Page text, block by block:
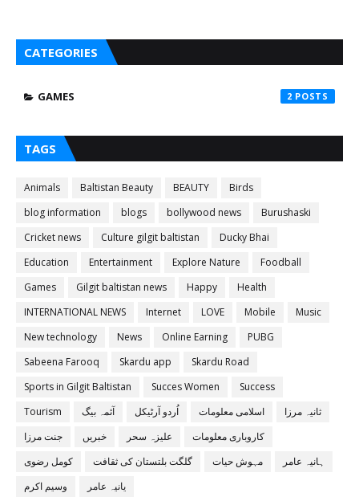
CATEGORIES
GAMES 2
TAGS
Animals Baltistan Beauty BEAUTY
Birds
blog information
blogs bollywood news
Burushaski
Cricket news
Culture gilgit baltistan
Ducky Bhai
Education
Entertainment Explore Nature
Foodball
Games
Gilgit baltistan news Happy
Health
INTERNATIONAL NEWS
Internet LOVE Mobile
Music
New technology
News Online Earning
PUBG
Sabeena Farooq
Skardu app
Skardu Road
Sports in Gilgit Baltistan
Succes Women
Success
Tourism
آئمہ بیگ اُردو آرٹیکل اسلامی معلومات
ثانیہ مرزا
جنت مرزا
خبریں علیزہ سحر
کاروباری معلومات
کومل رضوی
گلگت بلتستان کی ثقافت مہوش حیات
ہانیہ عامر
وسیم اکرم
یانیہ عامر